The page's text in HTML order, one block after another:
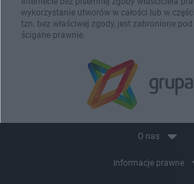
wykorzystanie utworów w całości lub w
tzn. bez właściwej zgody, jest zabronione
ścigane prawnie.
O nas
Informacje prawne